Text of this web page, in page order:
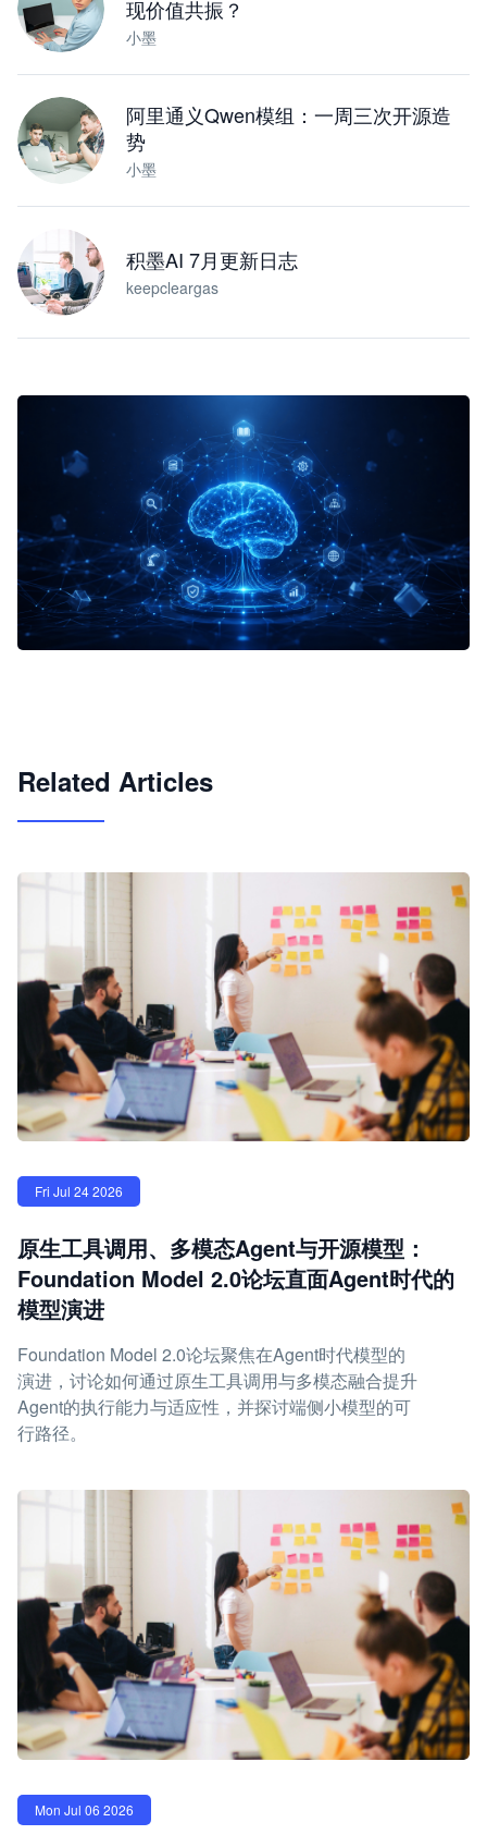
现价值共振？
小墨
阿里通义Qwen模组：一周三次开源造
势
小墨
积墨AI 7月更新日志
keepcleargas
Related Articles
Fri Jul 24 2026
原生工具调用、多模态Agent与开源模型：
Foundation Model 2.0论坛直面Agent时代的
模型演进
Foundation Model 2.0论坛聚焦在Agent时代模型的
演进，讨论如何通过原生工具调用与多模态融合提升
Agent的执行能力与适应性，并探讨端侧小模型的可
行路径。
Mon Jul 06 2026